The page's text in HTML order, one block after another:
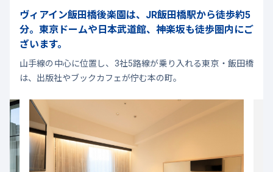
ヴィアイン飯田橋後楽園は、JR飯田橋駅から徒歩約5
分。東京ドームや日本武道館、神楽坂も徒歩圏内にご
ざいます。
山手線の中心に位置し、3社5路線が乗り入れる東京・飯田橋
は、出版社やブックカフェが佇む本の町。